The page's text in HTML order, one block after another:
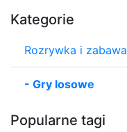
Kategorie
Rozrywka i zabawa
- Gry losowe
Popularne tagi